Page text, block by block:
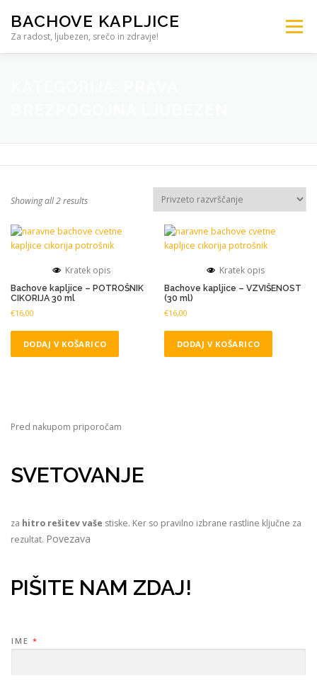
BACHOVE KAPLJICE
Za radost, ljubezen, srečo in zdravje!
Meni
KONTAKT – 041 905 704
Showing all 2 results
Kratek opis
Bachove kapljice – POTROŠNIK
CIKORIJA 30 ml
€16,00
DODAJ V KOŠARICO
Kratek opis
Bachove kapljice – VZVIŠENOST
(30 ml)
€16,00
DODAJ V KOŠARICO
Pred nakupom priporočam
SVETOVANJE
za hitro rešitev vaše stiske. Ker so pravilno izbrane rastline ključne za
rezultat. Povezava
PIŠITE NAM ZDAJ!
IME *